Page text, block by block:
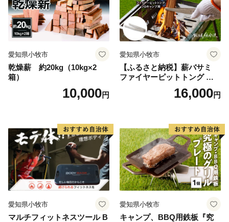
愛知県小牧市
乾燥薪 約20kg（10kg×2
箱）
10,000円
愛知県小牧市
【ふるさと納税】薪バサミ
ファイヤーピットトング ソ
ロキャンプ用 コンパクト ス
テンレス材 軽量 アウトドア
い 繰り返し使える 日本製 安
心 鍛冶屋の頓珍漢 愛知県 送
料無料
16,000円
愛知県小牧市
マルチフィットネスツール B
愛知県小牧市
キャンプ、BBQ用鉄板『究